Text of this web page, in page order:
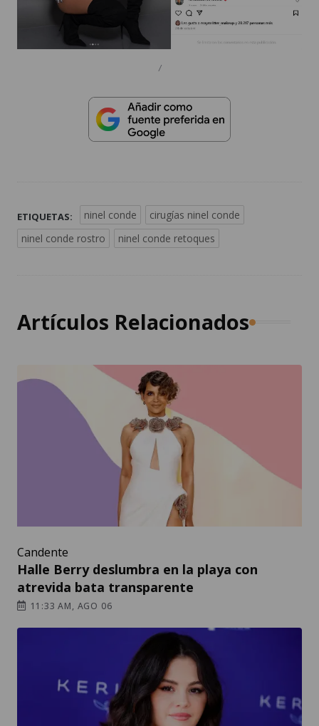
/
ETIQUETAS: ninel conde
cirugías ninel conde
ninel conde rostro
ninel conde retoques
Artículos Relacionados
Candente
Halle Berry deslumbra en la playa con
atrevida bata transparente
11:33 AM, AGO 06